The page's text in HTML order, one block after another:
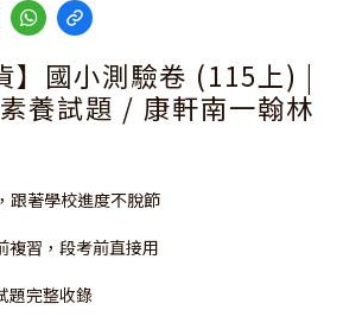
】國小測驗卷 (115上) |
養試題 / 康軒南一翰林
跟著學校進度不脫節
複習，段考前直接用
題完整收錄